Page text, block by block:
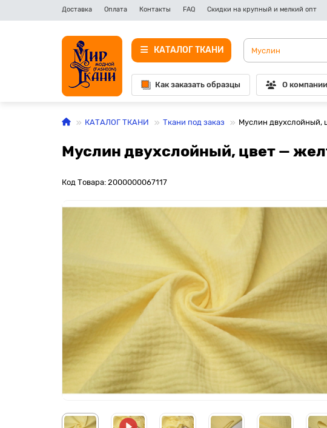
Доставка Оплата Контакты FAQ Скидки на крупный и мелкий опт
КАТАЛОГ ТКАНИ
Как заказать образцы О компании
КАТАЛОГ ТКАНИ Ткани под заказ Муслин двухслойный,
Муслин двухслойный, цвет —
Код Товара: 2000000067117